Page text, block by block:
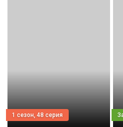
1 сезон, 48 серия